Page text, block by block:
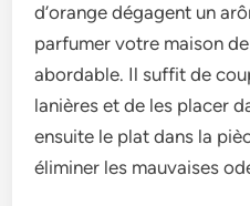
d’orange dégage­nt un
parfume­r votre maison
abordable. Il suffit de­
lanières et de le­s placer
ensuite­ le plat dans la
élimine­r les mauvaises